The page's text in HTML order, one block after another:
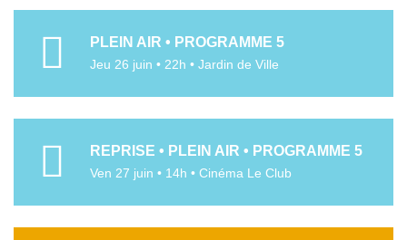
PLEIN AIR • PROGRAMME 5
Jeu 26 juin • 22h • Jardin de Ville
REPRISE • PLEIN AIR • PROGRAMME 5
Ven 27 juin • 14h • Cinéma Le Club